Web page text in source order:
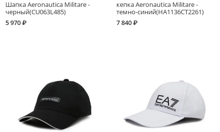
Шапка Aeronautica Militare -
черный(CU063L485)
5 970 ₽
кепка Aeronautica Militare -
темно-синий(HA1136CT2261)
7 840 ₽